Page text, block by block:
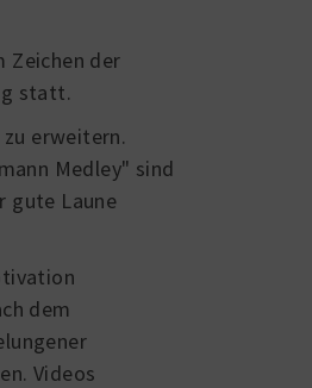
Zeichen der
statt.
erweitern.
Medley" sind
gute Laune
dem
Videos